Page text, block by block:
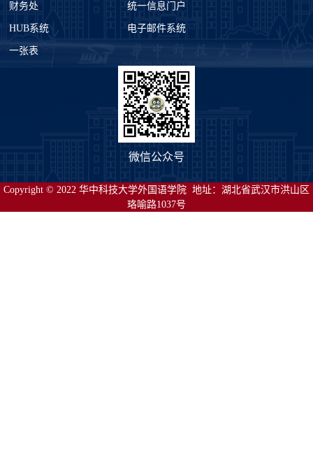
财务处 统一信息门户
HUB系统 电子邮件系统
一张表
微信公众号
Copyright © 2022 华中科技大学外国语学院 地址：湖北省武汉市洪山区
珞喻路1037号